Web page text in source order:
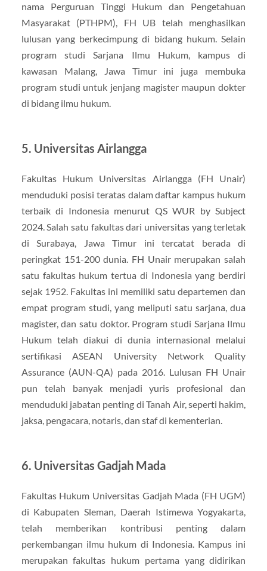
nama Perguruan Tinggi Hukum dan Pengetahuan
Masyarakat (PTHPM), FH UB telah menghasilkan
lulusan yang berkecimpung di bidang hukum. Selain
program studi Sarjana Ilmu Hukum, kampus di
kawasan Malang, Jawa Timur ini juga membuka
program studi untuk jenjang magister maupun dokter
di bidang ilmu hukum.
5. Universitas Airlangga
Fakultas Hukum Universitas Airlangga (FH Unair)
menduduki posisi teratas dalam daftar kampus hukum
terbaik di Indonesia menurut QS WUR by Subject
2024. Salah satu fakultas dari universitas yang terletak
di Surabaya, Jawa Timur ini tercatat berada di
peringkat 151-200 dunia. FH Unair merupakan salah
satu fakultas hukum tertua di Indonesia yang berdiri
sejak 1952. Fakultas ini memiliki satu departemen dan
empat program studi, yang meliputi satu sarjana, dua
magister, dan satu doktor. Program studi Sarjana Ilmu
Hukum telah diakui di dunia internasional melalui
sertifikasi ASEAN University Network Quality
Assurance (AUN-QA) pada 2016. Lulusan FH Unair
pun telah banyak menjadi yuris profesional dan
menduduki jabatan penting di Tanah Air, seperti hakim,
jaksa, pengacara, notaris, dan staf di kementerian.
6. Universitas Gadjah Mada
Fakultas Hukum Universitas Gadjah Mada (FH UGM)
di Kabupaten Sleman, Daerah Istimewa Yogyakarta,
telah memberikan kontribusi penting dalam
perkembangan ilmu hukum di Indonesia. Kampus ini
merupakan fakultas hukum pertama yang didirikan